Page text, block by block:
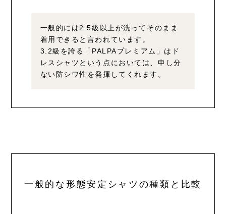
一般的には2.5級以上が洗ってそのまま
着用できると言われています。
3.2級を誇る「PALPAプレミアム」はド
レスシャツという点においては、 申し分
ない防シワ性を発揮してくれます。
一般的な形態安定シャツの種類と比較